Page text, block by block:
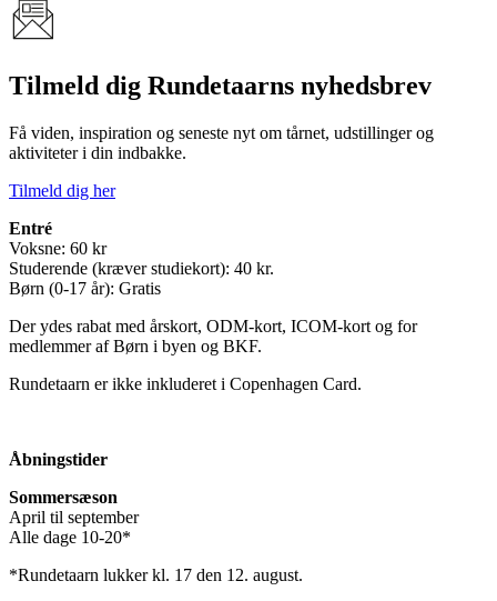
Tilmeld dig Rundetaarns nyhedsbrev
Få viden, inspiration og seneste nyt om tårnet, udstillinger og
aktiviteter i din indbakke.
Tilmeld dig her
Entré
Voksne: 60 kr
Studerende (kræver studiekort): 40 kr.
Børn (0-17 år): Gratis
Der ydes rabat med årskort, ODM-kort, ICOM-kort og for
medlemmer af Børn i byen og BKF.
Rundetaarn er ikke inkluderet i Copenhagen Card.
Åbningstider
Sommersæson
April til september
Alle dage 10-20*
*Rundetaarn lukker kl. 17 den 12. august.